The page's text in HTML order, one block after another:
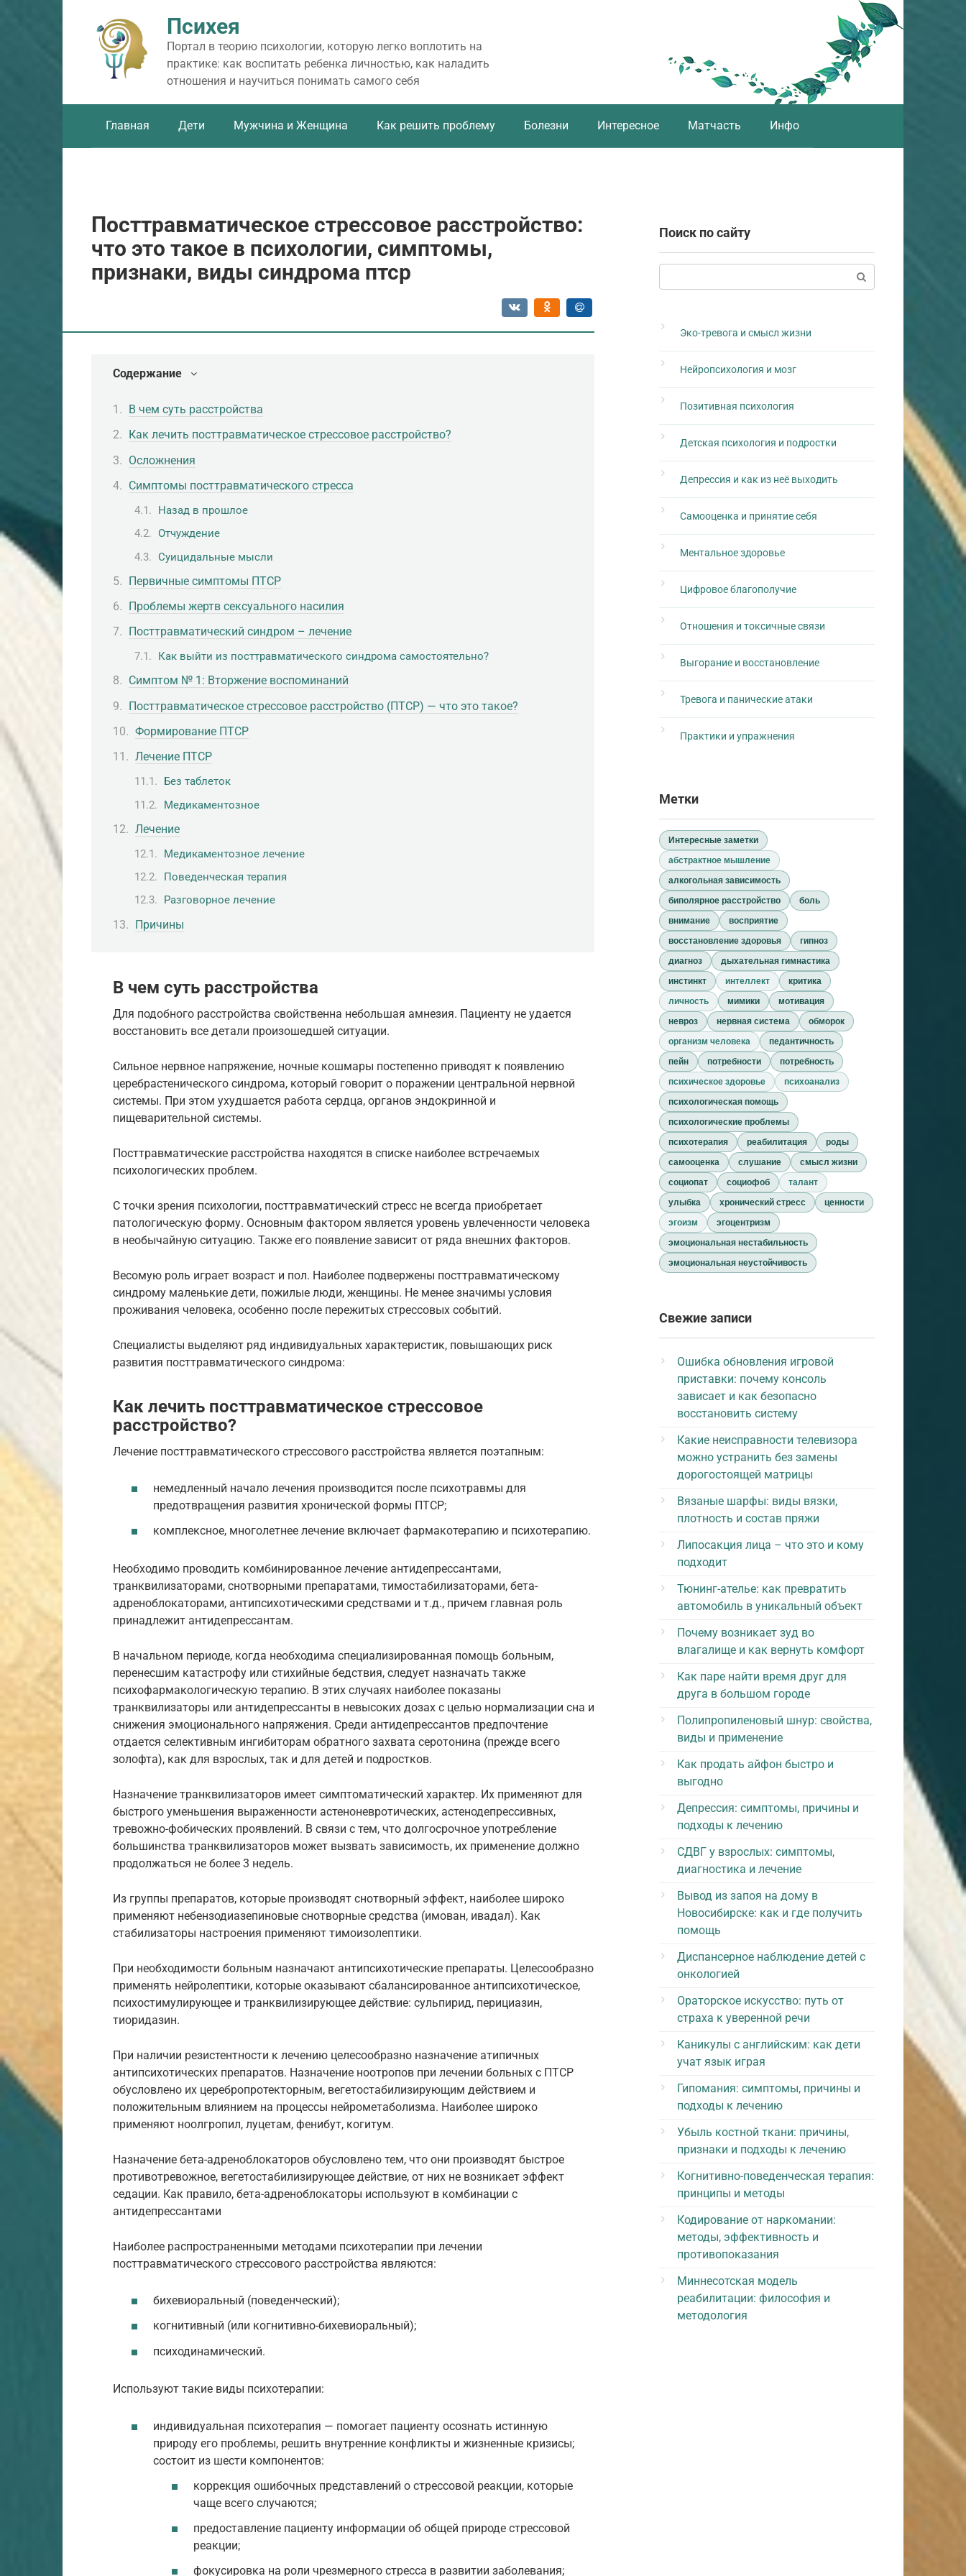
Психея
Портал в теорию психологии, которую легко воплотить на
практике: как воспитать ребенка личностью, как наладить
отношения и научиться понимать самого себя
Главная Дети Мужчина и Женщина Как решить проблему Болезни Интересное Матчасть Инфо
Посттравматическое стрессовое расстройство:
что это такое в психологии, симптомы,
признаки, виды синдрома птср
Содержание
В чем суть расстройства
Как лечить посттравматическое стрессовое расстройство?
Осложнения
Симптомы посттравматического стресса
Назад в прошлое
Отчуждение
Суицидальные мысли
Первичные симптомы ПТСР
Проблемы жертв сексуального насилия
Посттравматический синдром – лечение
Как выйти из посттравматического синдрома самостоятельно?
Симптом № 1: Вторжение воспоминаний
Посттравматическое стрессовое расстройство (ПТСР) — что это такое?
Формирование ПТСР
Лечение ПТСР
Без таблеток
Медикаментозное
Лечение
Медикаментозное лечение
Поведенческая терапия
Разговорное лечение
Причины
В чем суть расстройства
Для подобного расстройства свойственна небольшая амнезия. Пациенту не удается
восстановить все детали произошедшей ситуации.
Сильное нервное напряжение, ночные кошмары постепенно приводят к появлению
церебрастенического синдрома, который говорит о поражении центральной нервной
системы. При этом ухудшается работа сердца, органов эндокринной и
пищеварительной системы.
Посттравматические расстройства находятся в списке наиболее встречаемых
психологических проблем.
С точки зрения психологии, посттравматический стресс не всегда приобретает
патологическую форму. Основным фактором является уровень увлеченности человека
в необычайную ситуацию. Также его появление зависит от ряда внешних факторов.
Весомую роль играет возраст и пол. Наиболее подвержены посттравматическому
синдрому маленькие дети, пожилые люди, женщины. Не менее значимы условия
проживания человека, особенно после пережитых стрессовых событий.
Специалисты выделяют ряд индивидуальных характеристик, повышающих риск
развития посттравматического синдрома:
Как лечить посттравматическое стрессовое
расстройство?
Лечение посттравматического стрессового расстройства является поэтапным:
немедленный начало лечения производится после психотравмы для
предотвращения развития хронической формы ПТСР;
комплексное, многолетнее лечение включает фармакотерапию и психотерапию.
Необходимо проводить комбинированное лечение антидепрессантами,
транквилизаторами, снотворными препаратами, тимостабилизаторами, бета-
адреноблокаторами, антипсихотическими средствами и т.д., причем главная роль
принадлежит антидепрессантам.
В начальном периоде, когда необходима специализированная помощь больным,
перенесшим катастрофу или стихийные бедствия, следует назначать также
психофармакологическую терапию. В этих случаях наиболее показаны
транквилизаторы или антидепрессанты в невысоких дозах с целью нормализации сна и
снижения эмоционального напряжения. Среди антидепрессантов предпочтение
отдается селективным ингибиторам обратного захвата серотонина (прежде всего
золофта), как для взрослых, так и для детей и подростков.
Назначение транквилизаторов имеет симптоматический характер. Их применяют для
быстрого уменьшения выраженности астеноневротических, астенодепрессивных,
тревожно-фобических проявлений. В связи с тем, что долгосрочное употребление
большинства транквилизаторов может вызвать зависимость, их применение должно
продолжаться не более 3 недель.
Из группы препаратов, которые производят снотворный эффект, наиболее широко
применяют небензодиазепиновые снотворные средства (имован, ивадал). Как
стабилизаторы настроения применяют тимоизолептики.
При необходимости больным назначают антипсихотические препараты. Целесообразно
применять нейролептики, которые оказывают сбалансированное антипсихотическое,
психостимулирующее и транквилизирующее действие: сульпирид, перициазин,
тиоридазин.
При наличии резистентности к лечению целесообразно назначение атипичных
антипсихотических препаратов. Назначение ноотропов при лечении больных с ПТСР
обусловлено их церебропротекторным, вегетостабилизирующим действием и
положительным влиянием на процессы нейрометаболизма. Наиболее широко
применяют ноолгропил, луцетам, фенибут, когитум.
Назначение бета-адреноблокаторов обусловлено тем, что они производят быстрое
противотревожное, вегетостабилизирующее действие, от них не возникает эффект
седации. Как правило, бета-адреноблокаторы используют в комбинации с
антидепрессантами
Наиболее распространенными методами психотерапии при лечении
посттравматического стрессового расстройства являются:
бихевиоральный (поведенческий);
когнитивный (или когнитивно-бихевиоральный);
психодинамический.
Используют такие виды психотерапии:
индивидуальная психотерапия — помогает пациенту осознать истинную
природу его проблемы, решить внутренние конфликты и жизненные кризисы;
состоит из шести компонентов:
коррекция ошибочных представлений о стрессовой реакции, которые
чаще всего случаются;
предоставление пациенту информации об общей природе стрессовой
реакции;
фокусировка на роли чрезмерного стресса в развитии заболевания;
Поиск по сайту
Эко-тревога и смысл жизни
Нейропсихология и мозг
Позитивная психология
Детская психология и подростки
Депрессия и как из неё выходить
Самооценка и принятие себя
Ментальное здоровье
Цифровое благополучие
Отношения и токсичные связи
Выгорание и восстановление
Тревога и панические атаки
Практики и упражнения
Метки
Интересные заметки
абстрактное мышление
алкогольная зависимость
биполярное расстройство
боль
внимание
восприятие
восстановление здоровья
гипноз
диагноз
дыхательная гимнастика
инстинкт
интеллект
критика
личность
мимики
мотивация
невроз
нервная система
обморок
организм человека
педантичность
пейн
потребности
потребность
психическое здоровье
психоанализ
психологическая помощь
психологические проблемы
психотерапия
реабилитация
роды
самооценка
слушание
смысл жизни
социопат
социофоб
талант
улыбка
хронический стресс
ценности
эгоизм
эгоцентризм
эмоциональная нестабильность
эмоциональная неустойчивость
Свежие записи
Ошибка обновления игровой
приставки: почему консоль
зависает и как безопасно
восстановить систему
Какие неисправности телевизора
можно устранить без замены
дорогостоящей матрицы
Вязаные шарфы: виды вязки,
плотность и состав пряжи
Липосакция лица – что это и кому
подходит
Тюнинг-ателье: как превратить
автомобиль в уникальный объект
Почему возникает зуд во
влагалище и как вернуть комфорт
Как паре найти время друг для
друга в большом городе
Полипропиленовый шнур: свойства,
виды и применение
Как продать айфон быстро и
выгодно
Депрессия: симптомы, причины и
подходы к лечению
СДВГ у взрослых: симптомы,
диагностика и лечение
Вывод из запоя на дому в
Новосибирске: как и где получить
помощь
Диспансерное наблюдение детей с
онкологией
Ораторское искусство: путь от
страха к уверенной речи
Каникулы с английским: как дети
учат язык играя
Гипомания: симптомы, причины и
подходы к лечению
Убыль костной ткани: причины,
признаки и подходы к лечению
Когнитивно-поведенческая терапия:
принципы и методы
Кодирование от наркомании:
методы, эффективность и
противопоказания
Миннесотская модель
реабилитации: философия и
методология